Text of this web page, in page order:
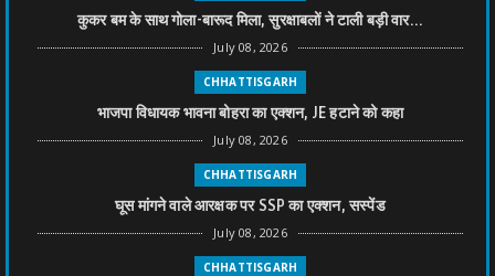
कुकर बम के साथ गोला-बारूद मिला, सुरक्षाबलों ने टाली बड़ी वार...
July 08, 2026
CHHATTISGARH
भाजपा विधायक भावना बोहरा का एक्शन, JE हटाने को कहा
July 08, 2026
CHHATTISGARH
घूस मांगने वाले आरक्षक पर SSP का एक्शन, सस्पेंड
July 08, 2026
CHHATTISGARH